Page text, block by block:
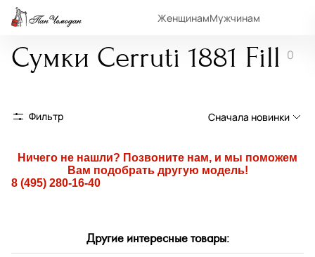
ЖенщинамМужчинам
Сумки Cerruti 1881 Fill 0
Фильтр Сначала новинки
Сначала новинки
Сначала популярные
По размеру скидки
Ничего не нашли? Позвоните нам, и мы поможем
Вам подобрать другую модель!
8 (495) 280-16-40
Другие интересные товары: